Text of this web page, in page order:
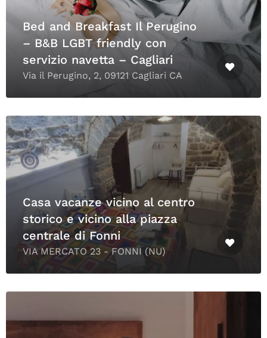
Bed and Breakfast Il Perugino
– B&B LGBT friendly con
servizio navetta – Cagliari
Via il Perugino, 2, 09121 Cagliari CA
Casa vacanze vicino al centro
storico e vicino alla piazza
centrale di Fonni
VIA MERCATO 23 - FONNI (NU)